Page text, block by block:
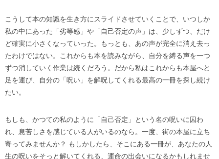
こうして本の知識を生き方にスライドさせていくことで、いつしか
私の中にあった「劣等感」や「自己否定の声」は、少しずつ、だけ
ど確実に小さくなっていった。もっとも、あの声が完全に消え去っ
たわけではない。これからも本を読みながら、自分を縛る声を一つ
ずつ消していく作業は続くだろう。だから私はこれからも本屋へと
足を運び、自分の「呪い」を解呪してくれる最高の一冊を探し続け
たい。
もしも、かつての私のように「自己否定」という名の呪いに囚わ
れ、息苦しさを感じている人がいるのなら。一度、街の本屋に立ち
寄ってみませんか？ もしかしたら、そこにある一冊が、あなたの人
生の呪いをそっと解いてくれる、運命の出会いになるかもしれませ